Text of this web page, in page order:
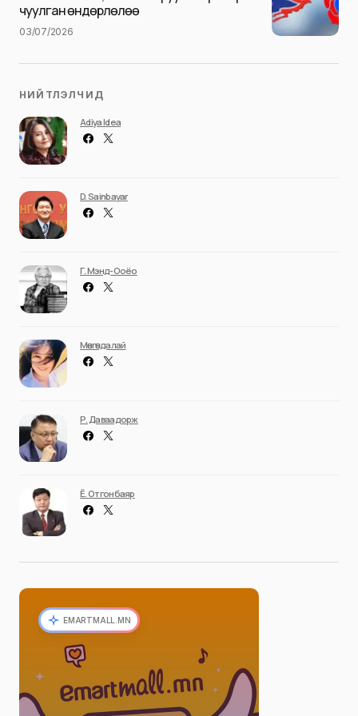
чуулган өндөрлөлөө
03/07/2026
НИЙТЛЭЛЧИД
Adiya Idea
D. Sainbayar
Г. Мэнд-Ооёо
Мөнгөндалай
Р. Даваадорж
Ё. Отгонбаяр
EMARTMALL.MN